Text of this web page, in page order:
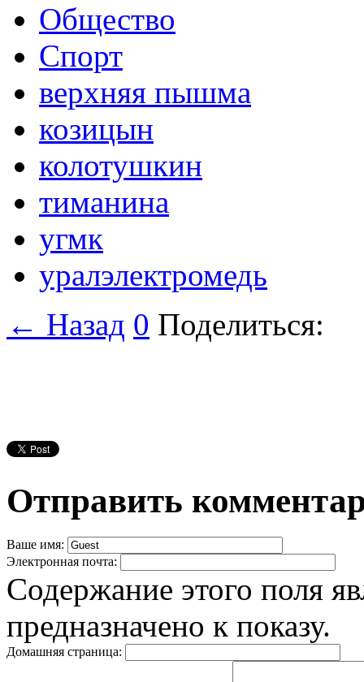
Общество
Спорт
верхняя пышма
козицын
колотушкин
тиманина
угмк
уралэлектромедь
← Назад 0 Поделиться:
Отправить
Ваше имя:
Электронная почта:
Содержание этого поля
предназначено к показу.
Домашняя страница: